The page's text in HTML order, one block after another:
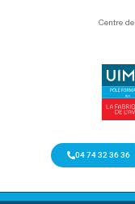
Centre
04 74 32 36 36